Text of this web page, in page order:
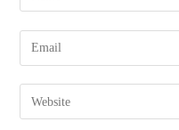
your
name
comment
Enter
your
email
address
your